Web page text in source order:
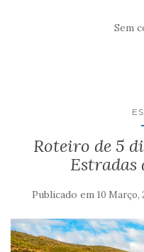
Sem
Roteiro de 5
Estradas
Publicado em 10 Março,